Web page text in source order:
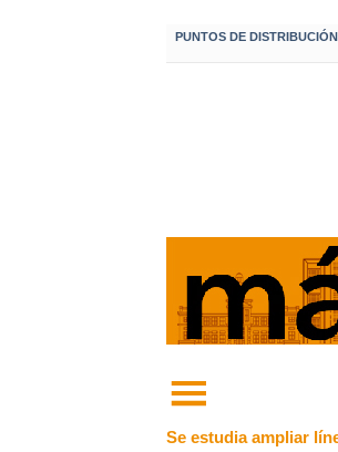
PUNTOS DE DISTRIBUCIÓN
Se estudia ampliar